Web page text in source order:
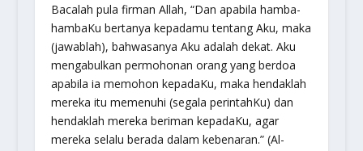
Bacalah pula firman Allah, “Dan apabila hamba-
hambaKu bertanya kepadamu tentang Aku, maka
(jawablah), bahwasanya Aku adalah dekat. Aku
mengabulkan permohonan orang yang berdoa
apabila ia memohon kepadaKu, maka hendaklah
mereka itu memenuhi (segala perintahKu) dan
hendaklah mereka beriman kepadaKu, agar
mereka selalu berada dalam kebenaran.”(Al-